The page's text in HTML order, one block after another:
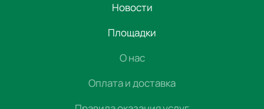
Новости
Площадки
О нас
Оплата и доставка